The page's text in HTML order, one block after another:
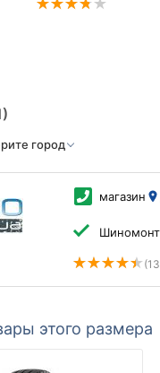
магазин
этого размера